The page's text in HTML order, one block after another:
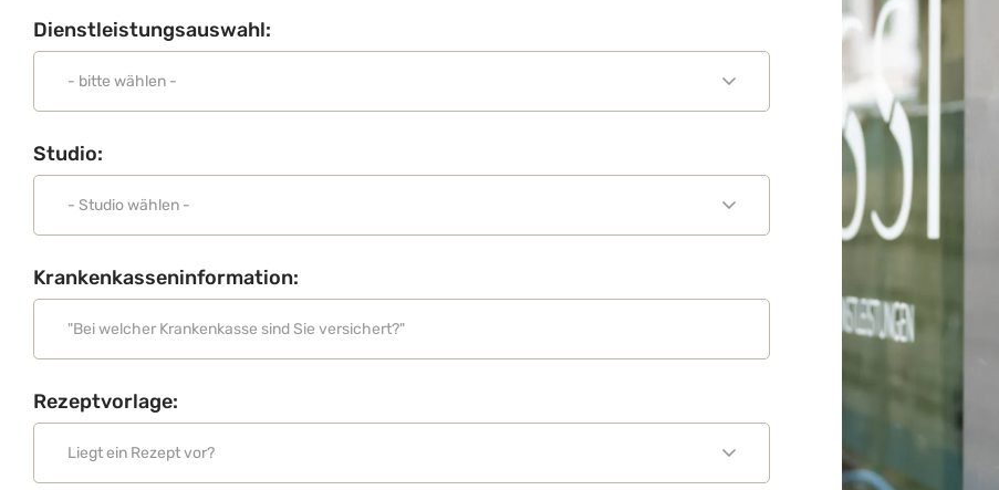
Dienstleistungsauswahl:
Studio:
Krankenkasseninformation:
Rezeptvorlage: